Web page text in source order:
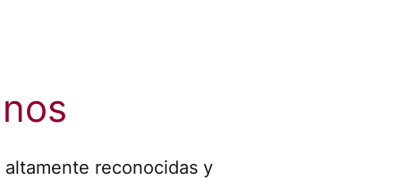
altamente reconocidas y